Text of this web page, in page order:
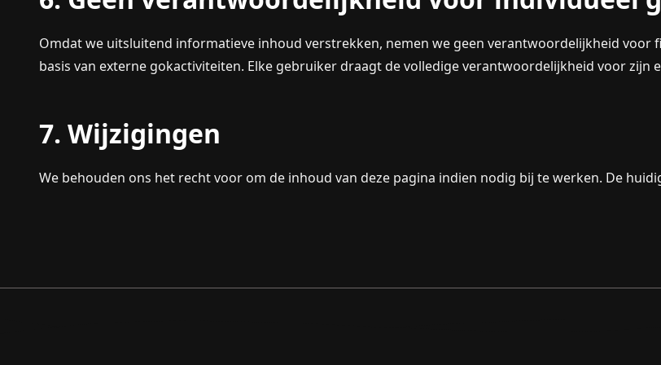
Omdat we uitsluitend informatieve inhoud verstrekken, nemen we geen verantwoordelijkheid
basis van externe gokactiviteiten. Elke gebruiker draagt de volledige verantwoordelijkheid voor zijn
7. Wijzigingen
We behouden ons het recht voor om de inhoud van deze pagina indien nodig bij te werken. De